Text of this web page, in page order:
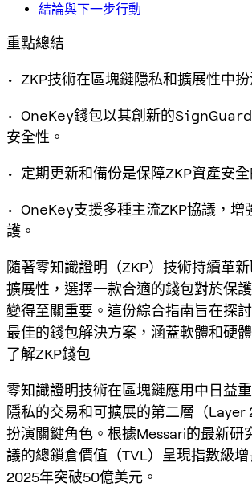
結論與下一步行動
重點總結
• ZKP技術在區塊鏈隱私和擴展性中扮
• OneKey錢包以其創新的
安全性。
• 定期更新和備份是保障ZKP資產安全
• OneKey支援多種主流ZKP協議，增
護。
隨著零知識證明（ZKP）技術持續革
擴展性，選擇一款合適的錢包對於保
變得至關重要。這份綜合指南旨在探
最佳的錢包解決方案，涵蓋軟體和硬體
了解ZKP錢包
零知識證明技術在區塊鏈應用中日益
隱私的交易和可擴展的第二層（Layer
扮演關鍵角色。根據Messari的最新研
議的總鎖倉價值（TVL）呈現指數級
2025年突破50億美元。